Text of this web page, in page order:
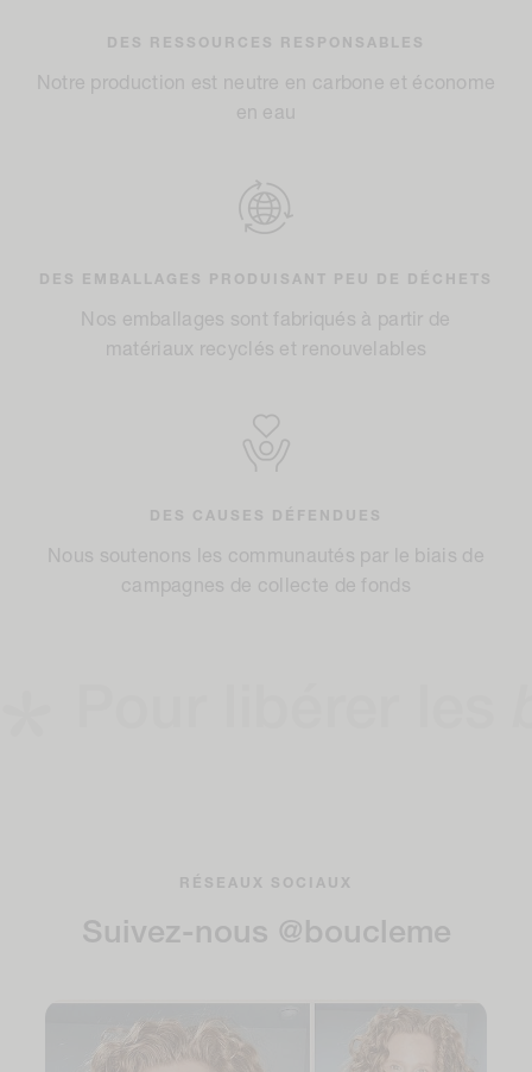
DES RESSOURCES RESPONSABLES
Notre production est neutre en carbone et économe
en eau
DES EMBALLAGES PRODUISANT PEU DE DÉCHETS
Nos emballages sont fabriqués à partir de
matériaux recyclés et renouvelables
DES CAUSES DÉFENDUES
Nous soutenons les communautés par le biais de
campagnes de collecte de fonds
RÉSEAUX SOCIAUX
Suivez-nous @boucleme